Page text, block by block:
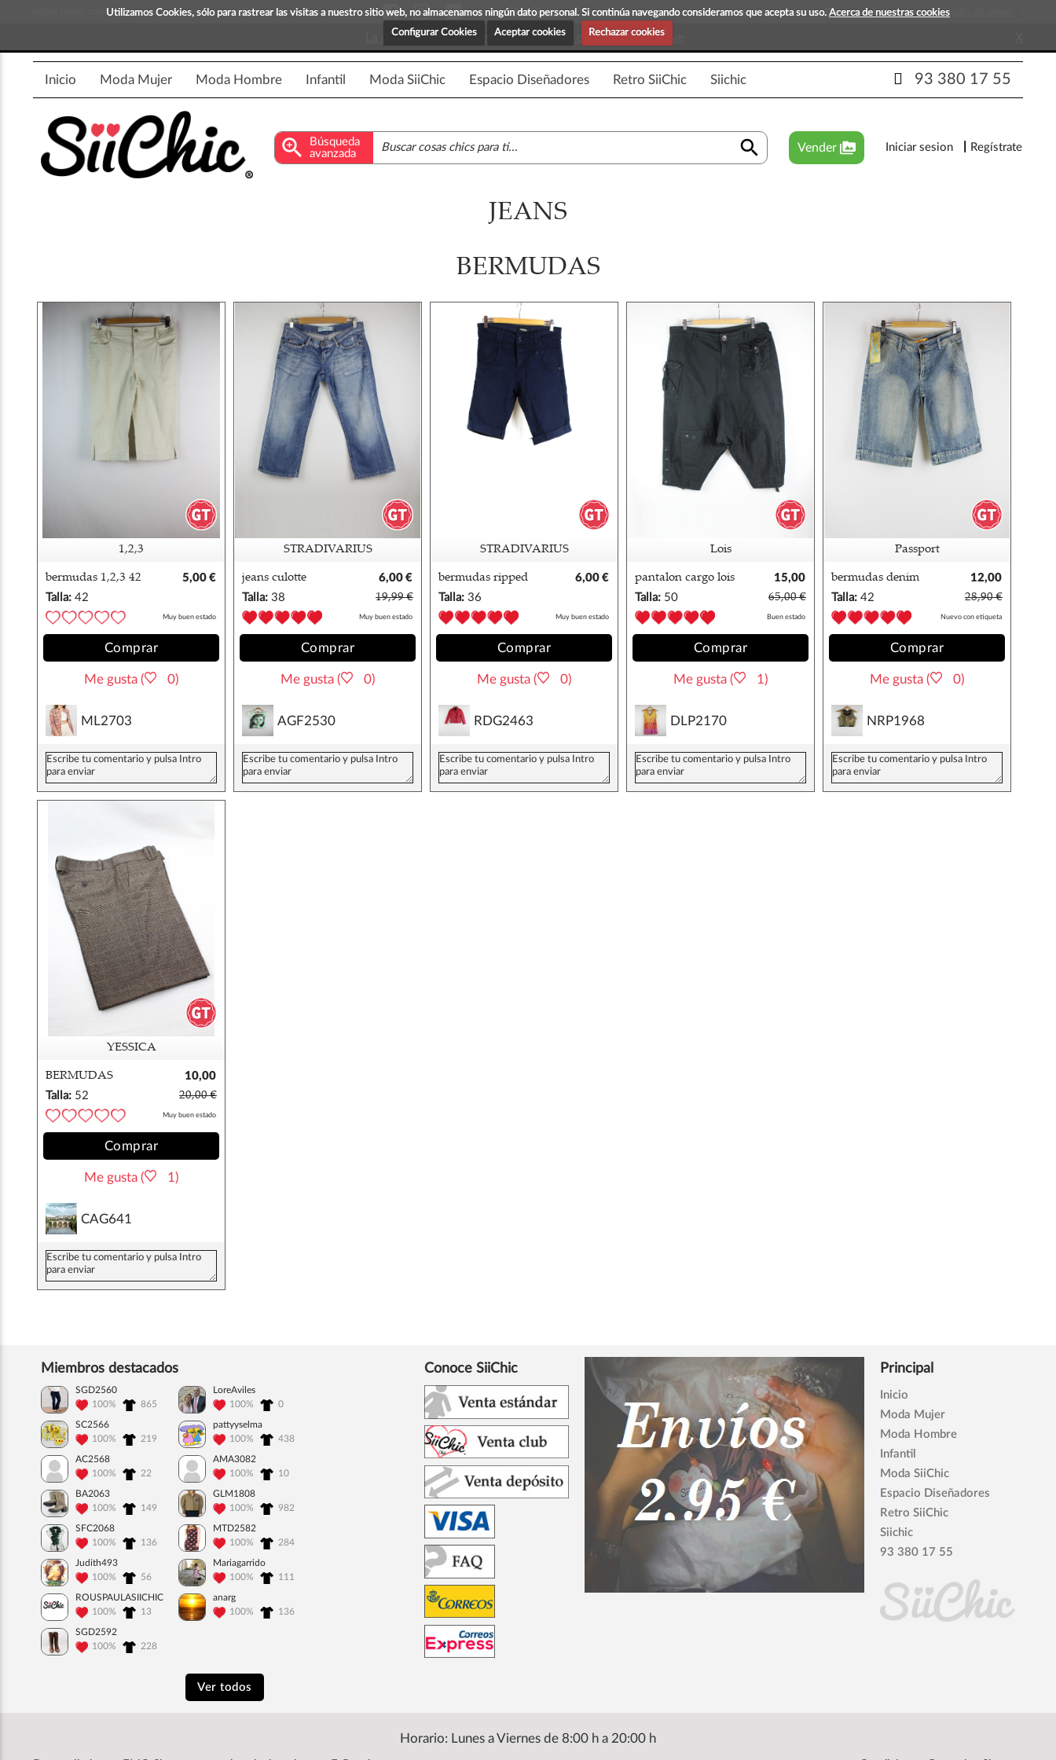
Utilizamos Cookies, sólo para rastrear las visitas a nuestro sitio web, no almacenamos ningún dato personal. Si continúa navegando consideramos que acepta su uso. Acerca de nuestras cookies
Configurar Cookies
Aceptar cookies Rechazar cookies
¡Compra y vende moda! Blog Siichic ¡Descubre maravillosas prendas que esperan tu visita! Preguntas frecuentes Métodos de envío
La app para android esta en fase beta, disponible en breve
Inicio Moda Mujer Moda Hombre Infantil Moda SiiChic Espacio Diseñadores Retro SiiChic Siichic 93 380 17 55
zoom_in
Búsqueda
avanzada
search Vender perm_media Iniciar sesion Regístrate
JEANS
BERMUDAS
1,2,3
bermudas 1,2,3 42
5,00 €
Talla: 42
Muy buen estado
Comprar
Me gusta ( 0)
ML2703
STRADIVARIUS
jeans culotte
stradivarius 38
6,00 €
Talla: 38 19,99 €
Muy buen estado
Comprar
Me gusta ( 0)
AGF2530
STRADIVARIUS
bermudas ripped
jeans stradivarius 36
6,00 €
Talla: 36
Muy buen estado
Comprar
Me gusta ( 0)
RDG2463
Lois
pantalon cargo lois
15,00
€
Talla: 50 65,00 €
Buen estado
Comprar
Me gusta ( 1)
DLP2170
Passport
bermudas denim
passport
12,00
€
Talla: 42 28,90 €
Nuevo con etiqueta
Comprar
Me gusta ( 0)
NRP1968
YESSICA
BERMUDAS
CUADRO GALES
10,00
€
Talla: 52 20,00 €
Muy buen estado
Comprar
Me gusta ( 1)
CAG641
Miembros destacados
SGD2560
100%
865
LoreAviles
100%
0
SC2566
100%
219
pattyyselma
100%
438
AC2568
100%
22
AMA3082
100%
10
BA2063
100%
149
GLM1808
100%
982
SFC2068
100%
136
MTD2582
100%
284
Judith493
100%
56
Mariagarrido
100%
111
ROUSPAULASIICHIC
100%
13
anarg
100%
136
SGD2592
100%
228
Ver todos
Conoce SiiChic Principal
Inicio
Moda Mujer
Moda Hombre
Infantil
Moda SiiChic
Espacio Diseñadores
Retro SiiChic
Siichic
93 380 17 55
Horario: Lunes a Viernes de 8:00 h a 20:00 h